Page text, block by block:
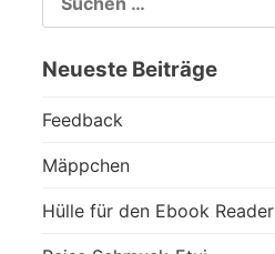
NACH:
Neueste Beiträge
Feedback
Mäppchen
Hülle für den Ebook Reader